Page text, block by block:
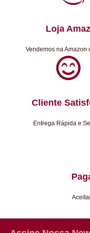
Loja
Vendemos na Amazon
Cliente
Entrega Rápida e